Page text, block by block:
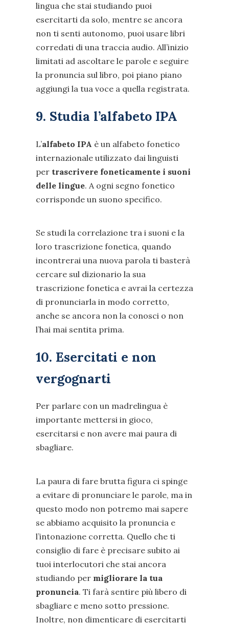
lingua che stai studiando puoi
esercitarti da solo, mentre se ancora
non ti senti autonomo, puoi usare libri
corredati di una traccia audio. All’inizio
limitati ad ascoltare le parole e seguire
la pronuncia sul libro, poi piano piano
aggiungi la tua voce a quella registrata.
9. Studia l’alfabeto IPA
L’alfabeto IPA è un alfabeto fonetico
internazionale utilizzato dai linguisti
per trascrivere foneticamente i suoni
delle lingue. A ogni segno fonetico
corrisponde un suono specifico.
Se studi la correlazione tra i suoni e la
loro trascrizione fonetica, quando
incontrerai una nuova parola ti basterà
cercare sul dizionario la sua
trascrizione fonetica e avrai la certezza
di pronunciarla in modo corretto,
anche se ancora non la conosci o non
l’hai mai sentita prima.
10. Esercitati e non
vergognarti
Per parlare con un madrelingua è
importante mettersi in gioco,
esercitarsi e non avere mai paura di
sbagliare.
La paura di fare brutta figura ci spinge
a evitare di pronunciare le parole, ma in
questo modo non potremo mai sapere
se abbiamo acquisito la pronuncia e
l’intonazione corretta. Quello che ti
consiglio di fare è precisare subito ai
tuoi interlocutori che stai ancora
studiando per migliorare la tua
pronuncia. Ti farà sentire più libero di
sbagliare e meno sotto pressione.
Inoltre, non dimenticare di esercitarti